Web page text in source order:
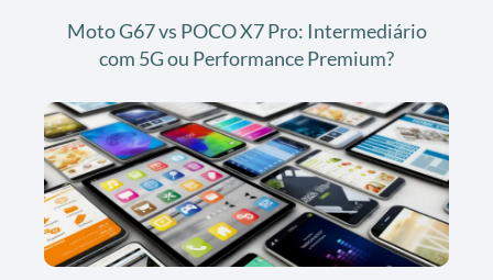
Moto G67 vs POCO X7 Pro: Intermediário
com 5G ou Performance Premium?